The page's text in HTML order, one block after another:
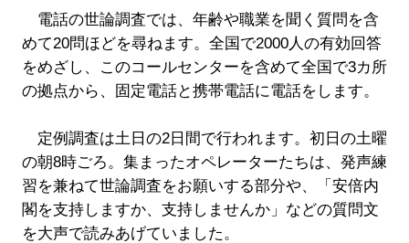
電話の世論調査では、年齢や職業を聞く質問を含
めて20問ほどを尋ねます。全国で2000人の有効回答
をめざし、このコールセンターを含めて全国で3カ所
の拠点から、固定電話と携帯電話に電話をします。
定例調査は土日の2日間で行われます。初日の土曜
の朝8時ごろ。集まったオペレーターたちは、発声練
習を兼ねて世論調査をお願いする部分や、「安倍内
閣を支持しますか、支持しませんか」などの質問文
を大声で読みあげていました。